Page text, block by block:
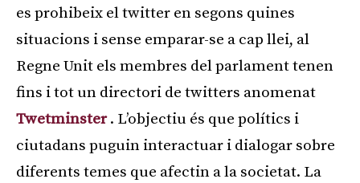
es prohibeix el twitter en segons quines
situacions i sense emparar-se a cap llei, al
Regne Unit els membres del parlament tenen
fins i tot un directori de twitters anomenat
Twetminster. L’objectiu és que polítics i
ciutadans puguin interactuar i dialogar sobre
diferents temes que afectin a la societat. La